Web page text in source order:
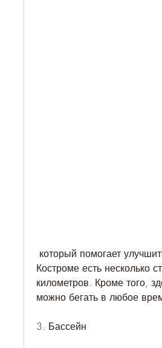
Костроме есть несколько
километров. Кроме того,
можно бегать в любое
3. Бассейн